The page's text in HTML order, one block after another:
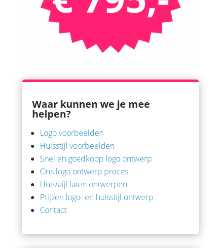
Waar kunnen we je mee
helpen?
Logo voorbeelden
Huisstijl voorbeelden
Snel en goedkoop logo ontwerp
Ons logo ontwerp proces
Huisstijl laten ontwerpen
Prijzen logo- en huisstijl ontwerp
Contact